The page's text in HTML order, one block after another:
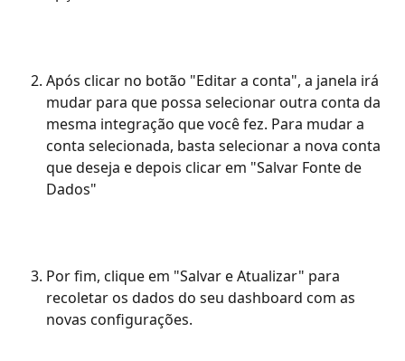
Após clicar no botão "Editar a conta", a janela irá
mudar para que possa selecionar outra conta da
mesma integração que você fez. Para mudar a
conta selecionada, basta selecionar a nova conta
que deseja e depois clicar em "Salvar Fonte de
Dados"
Por fim, clique em "Salvar e Atualizar" para
recoletar os dados do seu dashboard com as
novas configurações.